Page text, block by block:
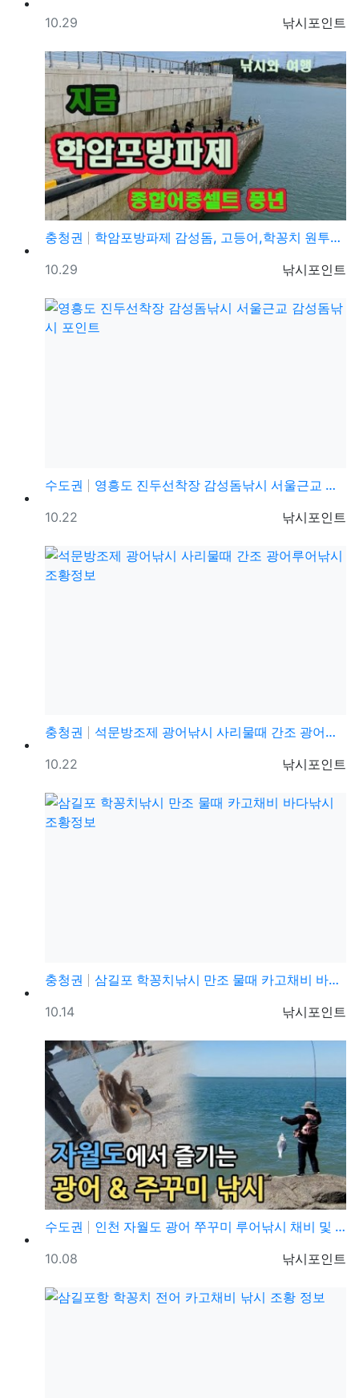
등록자
낚시포인트
등록일
10.29
충청권
학암포방파제 감성돔, 고등어,학꽁치 원투낚시 바다낚시 …
등록자
낚시포인트
등록일
10.29
수도권
영흥도 진두선착장 감성돔낚시 서울근교 감성돔낚시 포인트
등록자
낚시포인트
등록일
10.22
충청권
석문방조제 광어낚시 사리물때 간조 광어루어낚시 조황정보
등록자
낚시포인트
등록일
10.22
충청권
삼길포 학꽁치낚시 만조 물때 카고채비 바다낚시 조황정보
등록자
낚시포인트
등록일
10.14
수도권
인천 자월도 광어 쭈꾸미 루어낚시 채비 및 조황정보
등록자
낚시포인트
등록일
10.08